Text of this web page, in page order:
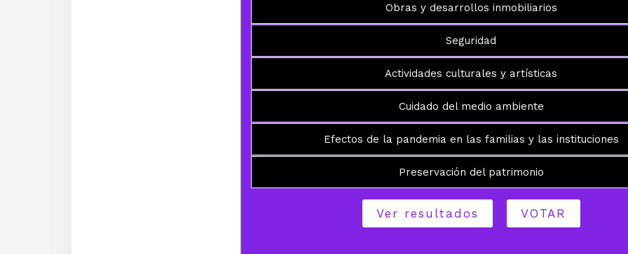
Obras y desarrollos inmobiliarios
Seguridad
Actividades culturales y artísticas
Cuidado del medio ambiente
Efectos de la pandemia en las familias y las instituciones
Preservación del patrimonio